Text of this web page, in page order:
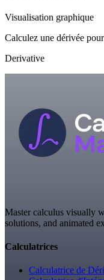
Visualisation graphique
Calculez une dérivée
Derivative
Master calculus visually
solutions, and animated
Calculatrices
Calculatrice de